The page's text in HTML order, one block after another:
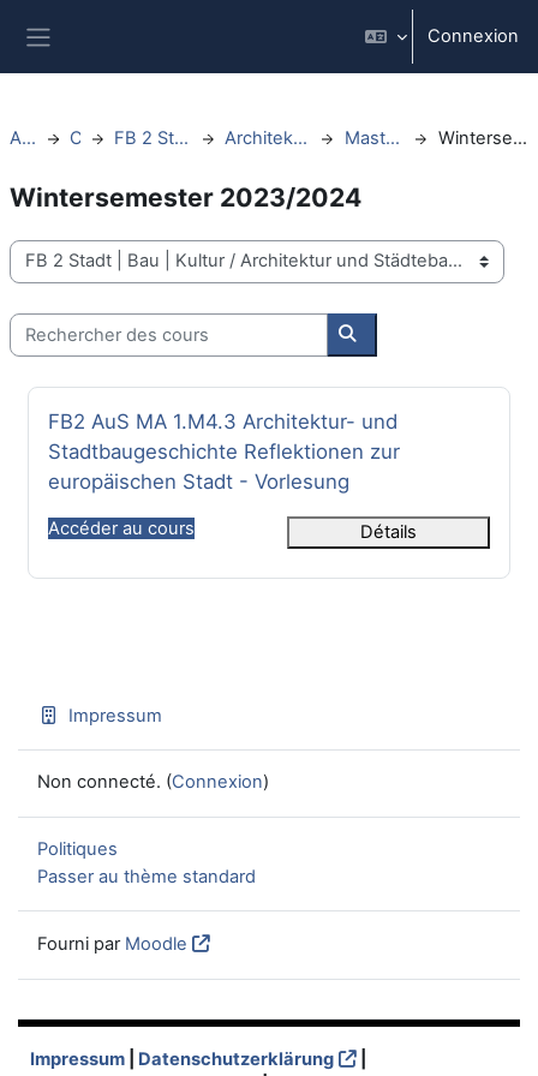
Connexion
Accueil Cours FB 2 Stadt | Bau | Kultur Architektur und Städtebau Masterstudiengang Wintersemester 2023/2024
Wintersemester 2023/2024
Catégories de cours
Rechercher des cours
Rechercher des cours
Nom du cours
FB2 AuS MA 1.M4.3 Architektur- und
Stadtbaugeschichte Reflektionen zur
europäischen Stadt - Vorlesung
Accéder au cours Détails
Impressum
Non connecté. (Connexion)
Politiques
Passer au thème standard
Fourni par Moodle
Impressum Datenschutzerklärung